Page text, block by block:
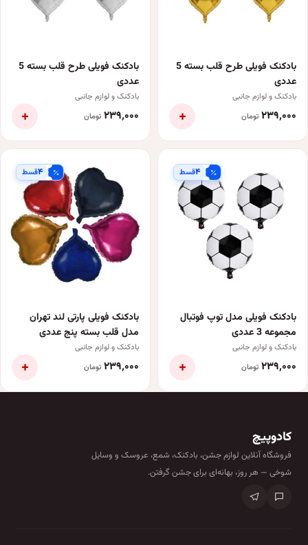
بادکنک فویلی طرح قلب بسته 5
عددی
بادکنک و لوازم جانبی
۲۳۹٬۰۰۰ تومان +
بادکنک فویلی طرح قلب بسته 5
عددی
بادکنک و لوازم جانبی
۲۳۹٬۰۰۰ تومان +
۴قسط
بادکنک فویلی مدل توپ فوتبال
مجموعه 3 عددی
بادکنک و لوازم جانبی
۲۳۹٬۰۰۰ تومان +
۴قسط
بادکنک فویلی پارتی لند تهران
مدل قلب بسته پنج عددی
بادکنک و لوازم جانبی
۲۳۹٬۰۰۰ تومان +
کادوپیچ
فروشگاه آنلاین لوازم جشن، بادکنک، شمع، عروسک و وسایل
شوخی — هر روز، بهانه‌ای برای جشن گرفتن.